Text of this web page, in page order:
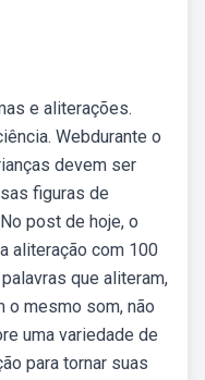
e aliterações.
Webdurante o
devem ser
figuras de
post de hoje, o
aliteração com 100
que aliteram,
o mesmo som, não
uma variedade de
para tornar suas